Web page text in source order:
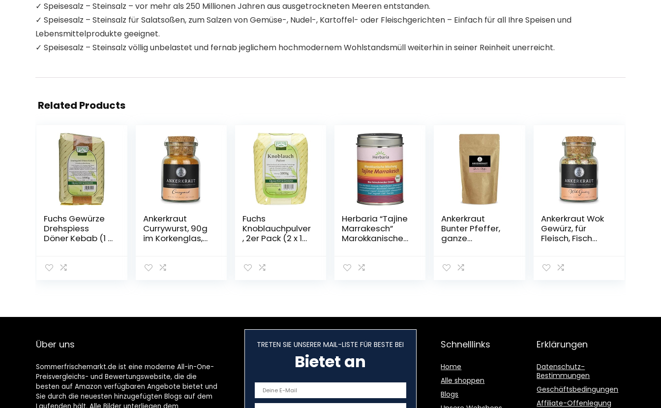
✓ Speisesalz – Steinsalz – vor mehr als 250 Millionen Jahren aus ausgetrockneten Meeren entstanden.
✓ Speisesalz – Steinsalz für Salatsoßen, zum Salzen von Gemüse-, Nudel-, Kartoffel- oder Fleischgerichten – Einfach für all Ihre Speisen und
Lebensmittelprodukte geeignet.
✓ Speisesalz – Steinsalz völlig unbelastet und fernab jeglichem hochmodernem Wohlstandsmüll weiterhin in seiner Reinheit unerreicht.
Related Products
Fuchs Gewürze
Drehspiess
Döner Kebab (1 x
Ankerkraut
Currywurst, 90g
im Korkenglas,
Anmischen
Fuchs
Knoblauchpulver
, 2er Pack (2 x 1
Herbaria “Tajine
Marrakesch”
Marokkanische
100 g Dose) –
Ankerkraut
Bunter Pfeffer,
ganze
Pfeffermühle,
Ankerkraut Wok
Gewürz, für
Fleisch, Fisch
aus der Pfanne,
Über uns
Sommerfrischemarkt.de ist eine moderne All-in-One-
Preisvergleichs- und Bewertungswebsite, die die
besten auf Amazon verfügbaren Angebote bietet und
Sie durch die neuesten hinzugefügten Blogs auf dem
TRETEN SIE UNSERER MAIL-LISTE FÜR BESTE BEI
Bietet an
Schnelllinks
Home
Alle shoppen
Blogs
Erklärungen
Datenschutz-
Bestimmungen
Geschäftsbedingungen
Affiliate-Offenlegung